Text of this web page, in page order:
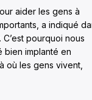
aider les gens à
a indiqué
pourquoi nous
bien implanté en
où les gens vivent,